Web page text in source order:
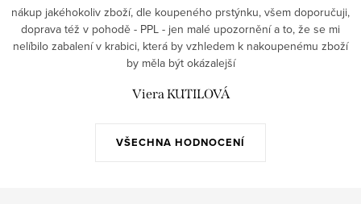
VŠECHNA HODNOCENÍ
nákup jakéhokoliv zboží, dle koupeného prstýnku, všem doporučuji,
doprava též v pohodě - PPL - jen malé upozornění a to, že se mi
nelíbilo zabalení v krabici, která by vzhledem k nakoupenému zboží
by měla být okázalejší
Viera KUTILOVÁ